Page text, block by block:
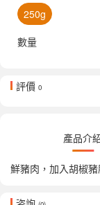
250g
數量
評價 0
產品介
鮮豬肉，加入胡椒